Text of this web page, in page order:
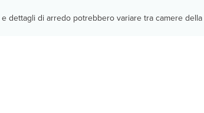
dettagli di arredo potrebbero variare tra camere